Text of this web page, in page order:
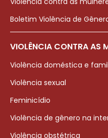
Boletim Violência de
VIOLÊNCIA CONTRA AS
Violência doméstica e
Violência sexual
Feminicídio
Violência de gênero na
Violência obstétrica